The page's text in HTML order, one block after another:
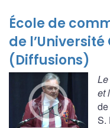
École de
de l’Université
(Diffusions)
Le
et
S.